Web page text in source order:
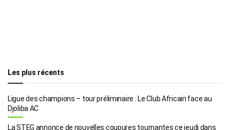
Les plus récents
Ligue des champions – tour préliminaire : Le Club Africain face au
Djoliba AC
La STEG annonce de nouvelles coupures tournantes ce jeudi dans